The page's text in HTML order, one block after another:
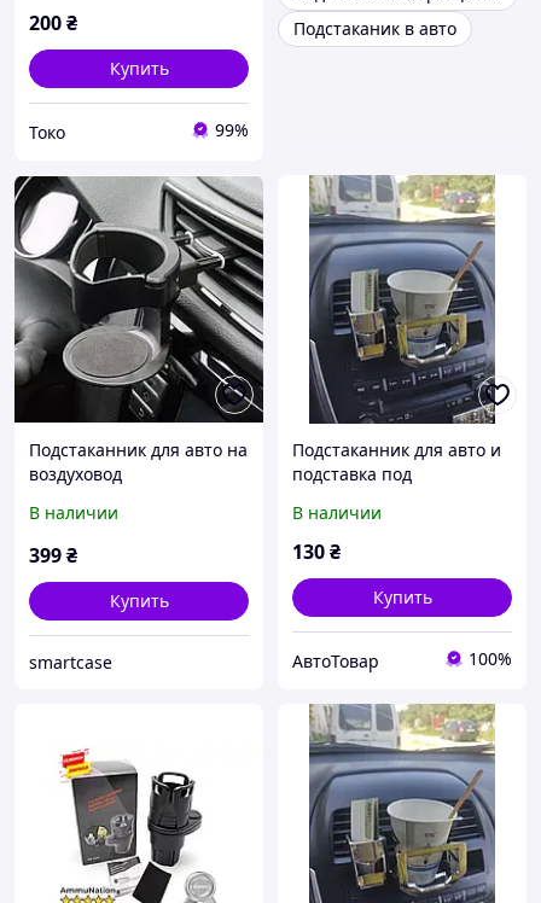
200₴
Купить
Токо 99%
Подстаканик в авто
Подстаканник для авто на
воздуховод
В наличии
399₴
Купить
smartcase
Подстаканник для авто и
подставка под
решетку обдува,
диффузор
В наличии
130₴
Купить
АвтоТовар 100%